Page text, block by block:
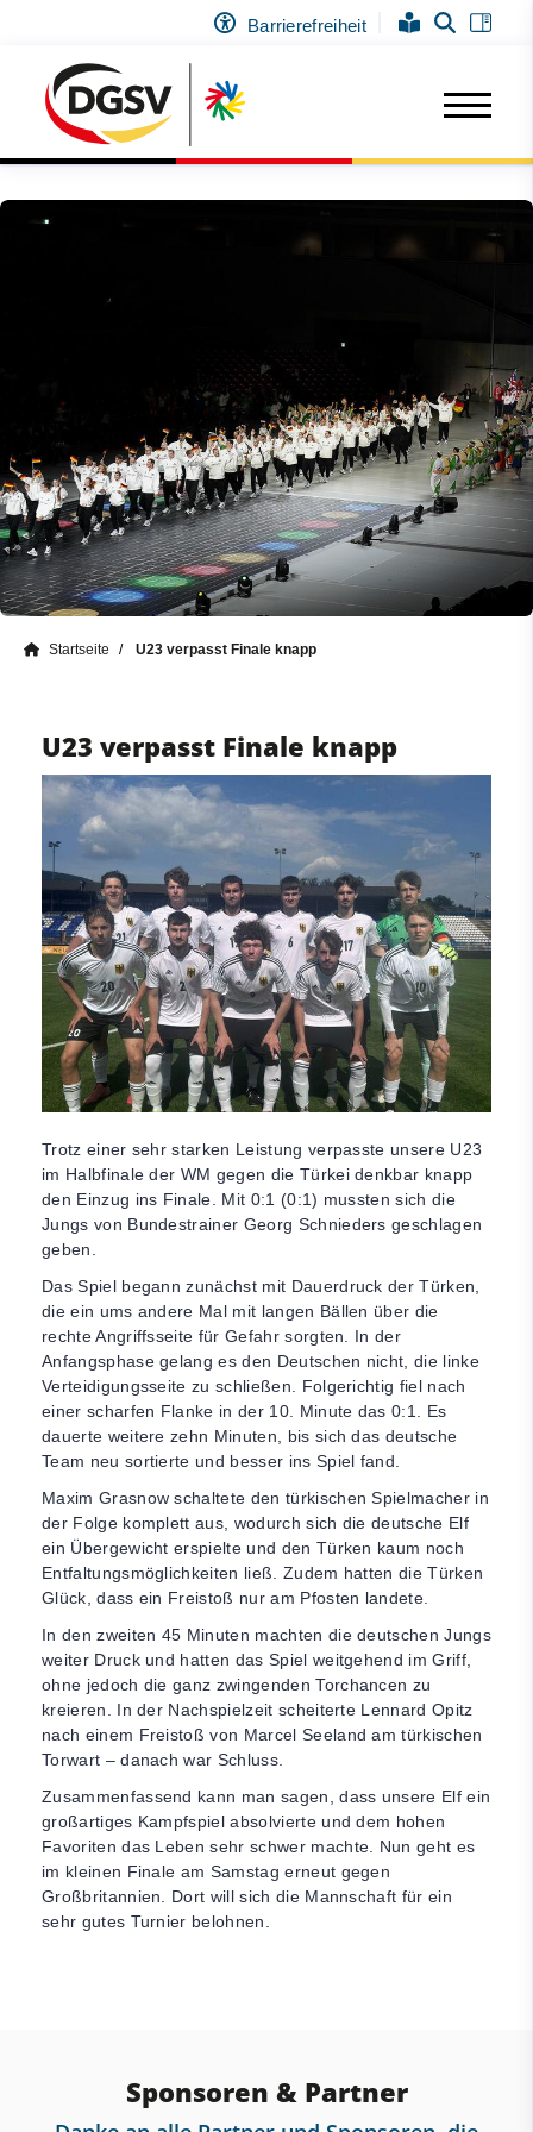
Barrierefreiheit
Startseite U23 verpasst Finale knapp
U23 verpasst Finale knapp
Trotz einer sehr starken Leistung verpasste unsere U23
im Halbfinale der WM gegen die Türkei denkbar knapp
den Einzug ins Finale. Mit 0:1 (0:1) mussten sich die
Jungs von Bundestrainer Georg Schnieders geschlagen
geben.
Das Spiel begann zunächst mit Dauerdruck der Türken,
die ein ums andere Mal mit langen Bällen über die
rechte Angriffsseite für Gefahr sorgten. In der
Anfangsphase gelang es den Deutschen nicht, die linke
Verteidigungsseite zu schließen. Folgerichtig fiel nach
einer scharfen Flanke in der 10. Minute das 0:1. Es
dauerte weitere zehn Minuten, bis sich das deutsche
Team neu sortierte und besser ins Spiel fand.
Maxim Grasnow schaltete den türkischen Spielmacher in
der Folge komplett aus, wodurch sich die deutsche Elf
ein Übergewicht erspielte und den Türken kaum noch
Entfaltungsmöglichkeiten ließ. Zudem hatten die Türken
Glück, dass ein Freistoß nur am Pfosten landete.
In den zweiten 45 Minuten machten die deutschen Jungs
weiter Druck und hatten das Spiel weitgehend im Griff,
ohne jedoch die ganz zwingenden Torchancen zu
kreieren. In der Nachspielzeit scheiterte Lennard Opitz
nach einem Freistoß von Marcel Seeland am türkischen
Torwart – danach war Schluss.
Zusammenfassend kann man sagen, dass unsere Elf ein
großartiges Kampfspiel absolvierte und dem hohen
Favoriten das Leben sehr schwer machte. Nun geht es
im kleinen Finale am Samstag erneut gegen
Großbritannien. Dort will sich die Mannschaft für ein
sehr gutes Turnier belohnen.
Sponsoren & Partner